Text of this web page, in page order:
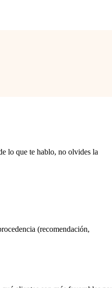
lo que te hablo, no olvides la
(recomendación,